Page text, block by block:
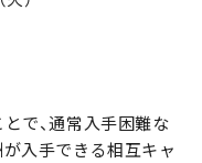
で、通常入手困難な
入手できる相互キャ